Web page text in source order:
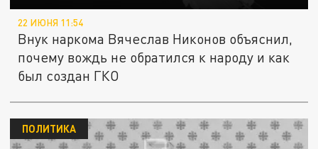
22 ИЮНЯ 11:54
Внук наркома Вячеслав Никонов объяснил,
почему вождь не обратился к народу и как
был создан ГКО
ПОЛИТИКА